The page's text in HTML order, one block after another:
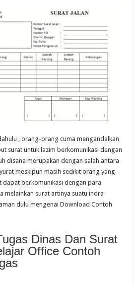
, orang-orang cuma mengandalkan
surat untuk lazim berkomunikasi dengan
disana merupakan dengan salah antara
meskipun masih sedikit orang yang
dapat berkomunikasi dengan para
melainkan surat artinya suatu indra
dulu mengenai Download Contoh
Dinas Dan Surat
Office Contoh